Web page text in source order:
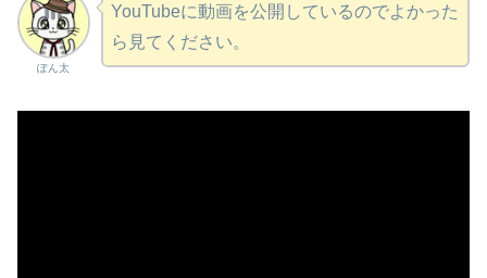
ぽん太
YouTubeに動画を公開しているのでよかった
ら見てください。